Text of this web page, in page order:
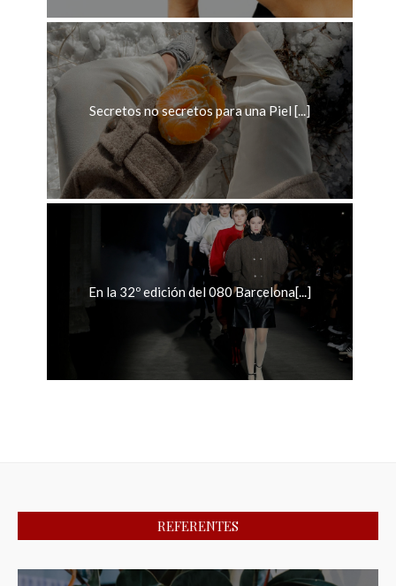
Secretos no secretos para una Piel [...]
En la 32º edición del 080 Barcelona[...]
REFERENTES